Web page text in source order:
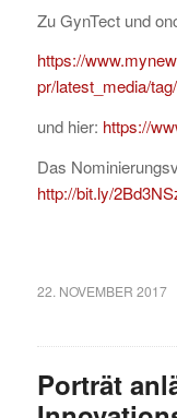
Zu GynTect und
https://
pr/latest_media/
und hier: https://
Das
http://bit.ly/
22. NOVEMBER 2017
Porträt